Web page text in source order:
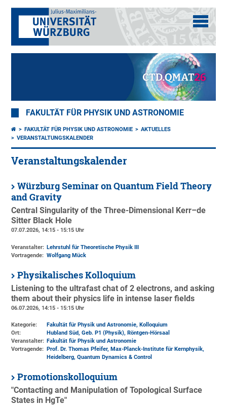
FAKULTÄT FÜR PHYSIK UND ASTRONOMIE
FAKULTÄT FÜR PHYSIK UND ASTRONOMIE
AKTUELLES
VERANSTALTUNGSKALENDER
Veranstaltungskalender
Würzburg Seminar on Quantum Field Theory
and Gravity
Central Singularity of the Three-Dimensional Kerr–de
Sitter Black Hole
07.07.2026, 14:15 - 15:15 Uhr
Veranstalter: Lehrstuhl für Theoretische Physik III
Vortragende: Wolfgang Mück
Physikalisches Kolloquium
Listening to the ultrafast chat of 2 electrons, and asking
them about their physics life in intense laser fields
06.07.2026, 14:15 - 15:15 Uhr
Kategorie:
Fakultät für Physik und Astronomie, Kolloquium
Ort:
Hubland Süd, Geb. P1 (Physik), Röntgen-Hörsaal
Veranstalter: Fakultät für Physik und Astronomie
Vortragende:
Prof. Dr. Thomas Pfeifer, Max-Planck-Institute für Kernphysik,
Heidelberg, Quantum Dynamics & Control
Promotionskolloquium
"Contacting and Manipulation of Topological Surface
States in HgTe"